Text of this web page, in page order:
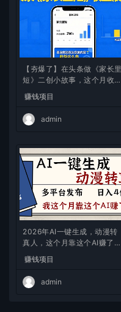
【夯爆了】在头条做《家长里
短》二创小故事，这个月收益
2w+
赚钱项目
admin
2026年AI一键生成，动漫转
真人，这个月靠这个AI赚了2
赚钱项目
admin